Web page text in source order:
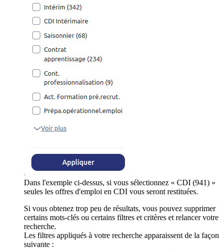
Dans l'exemple ci-dessus, si vous sélectionnez « CDI (941) »
seules les offres d'emploi en CDI vous seront restituées.
Si vous obtenez trop peu de résultats, vous pouvez supprimer
certains mots-clés ou certains filtres et critères et relancer votre
recherche.
Les filtres appliqués à votre recherche apparaissent de la façon
suivante :